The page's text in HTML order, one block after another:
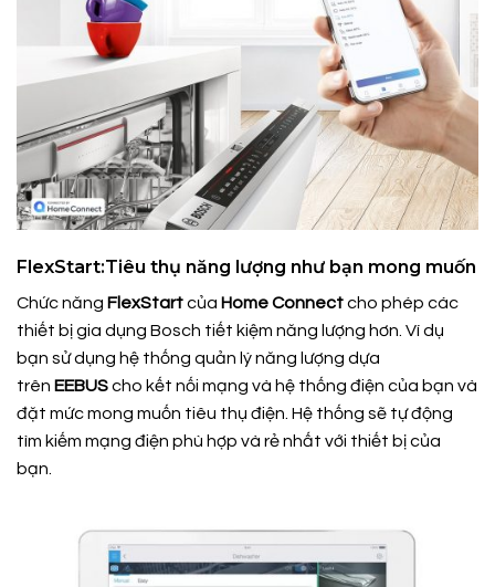
FlexStart:Tiêu thụ năng lượng như bạn mong muốn
Chức năng FlexStartcủa Home Connectcho phép các
thiết bị gia dụng Bosch tiết kiệm năng lượng hơn. Ví dụ
bạn sử dụng hệ thống quản lý năng lượng dựa
trên EEBUScho kết nối mạng và hệ thống điện của bạn và
đặt mức mong muốn tiêu thụ điện. Hệ thống sẽ tự động
tìm kiếm mạng điện phù hợp và rẻ nhất với thiết bị của
bạn.